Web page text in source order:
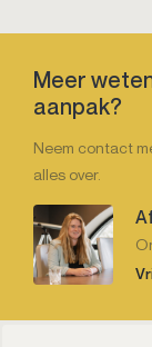
Meer
aanpak?
Neem contact
alles over.